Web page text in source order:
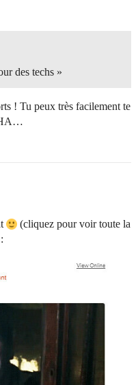
des techs »
! Tu peux très facilement te
HA…
(cliquez pour voir toute la